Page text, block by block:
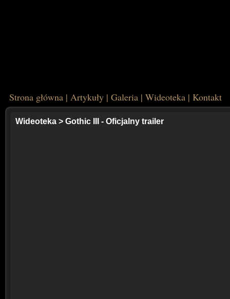
Strona główna | Artykuły | Galeria | Wideoteka | Kontakt
Wideoteka > Gothic III - Oficjalny trailer